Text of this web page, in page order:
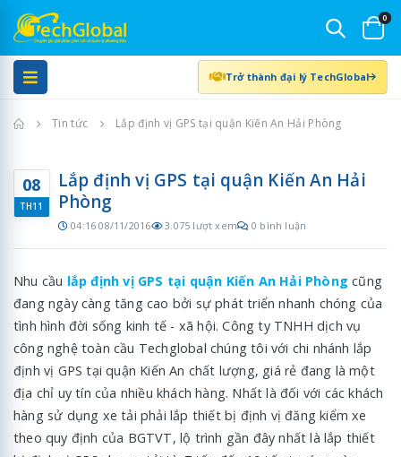
0
Trở thành đại lý TechGlobal
Trang chủ
Tin tức Lắp định vị GPS tại quận Kiến An Hải Phòng
08
TH11
Lắp định vị GPS tại quận Kiến An Hải
Phòng
04:16 08/11/2016 3.075 lượt xem 0 bình luận
Nhu cầu lắp định vị GPS tại quận Kiến An Hải Phòng cũng
đang ngày càng tăng cao bởi sự phát triển nhanh chóng của
tình hình đời sống kinh tế - xã hội. Công ty TNHH dịch vụ
công nghệ toàn cầu Techglobal chúng tôi với chi nhánh lắp
định vị GPS tại quận Kiến An chất lượng, giá rẻ đang là một
địa chỉ uy tín của nhiều khách hàng. Nhất là đối với các khách
hàng sử dụng xe tải phải lắp thiết bị định vị đăng kiểm xe
theo quy định của BGTVT, lộ trình gần đây nhất là lắp thiết